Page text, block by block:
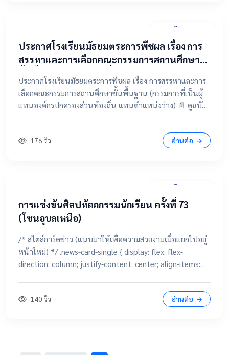
31 มีนาคม 2569
ประกาศโรงเรียนมัธยมตระการพืชผล เรื่อง การ
สรรหาและการเลือกคณะกรรมการสถานศึกษา
ขั้นพื้นฐาน (กรรมการที่เป็นผู้แทนองค์กร
ปกครองส่วนท้องถิ่น แทนตำแหน่งว่าง)
ประกาศโรงเรียนมัธยมตระการพืชผล เรื่อง การสรรหาและการ
เลือกคณะกรรมการสถานศึกษาขั้นพื้นฐาน (กรรมการที่เป็นผู้
แทนองค์กรปกครองส่วนท้องถิ่น แทนตำแหน่งว่าง) 📄 ดูฉบับ
176 วิว อ่านต่อ
28 มีนาคม 2569
การแข่งขันศิลปหัตถกรรมนักเรียน ครั้งที่ 73
(โซนอุบลเหนือ)
/* สไตล์การ์ดข่าว (แนบมาให้เพื่อความสวยงามเมื่อแยกไปอยู่
หน้าใหม่) */ .news-card-single { display: flex; flex-
direction: column; justify-content: center; align-items:
!important; transition: all 0.3s ease; text-align: center;
140 วิว อ่านต่อ